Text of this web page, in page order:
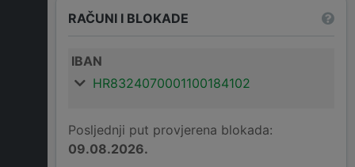
RAČUNI I BLOKADE
IBAN
HR8324070001100184102
Posljednji put provjerena blokada:
09.08.2026.